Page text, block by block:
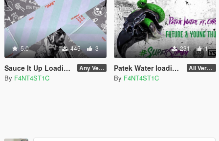
5.0 445 3
Sauce It Up Loading Screen Music Any Version
By F4NT4ST1C
231 1
Patek Water loading screen music All Versions
By F4NT4ST1C